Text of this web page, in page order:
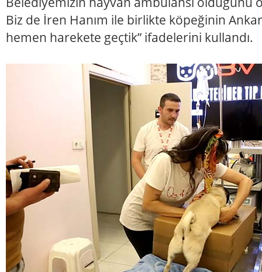
Biz de İren Hanım ile birlikte köpeğinin
hemen harekete geçtik” ifadelerini kullandı.